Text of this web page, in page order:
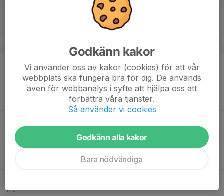
Träning team18
Ons
16:30
Träning team 18
Fre
Godkänn kakor
Vi använder oss av kakor (cookies) för att vår
webbplats ska fungera bra för dig. De används
även för webbanalys i syfte att hjälpa oss att
förbättra våra tjänster.
Så använder vi cookies
Godkänn alla kakor
Bara nödvändiga